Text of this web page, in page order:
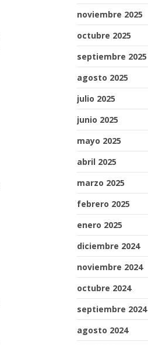
noviembre 2025
octubre 2025
septiembre 2025
agosto 2025
julio 2025
junio 2025
mayo 2025
abril 2025
marzo 2025
febrero 2025
enero 2025
diciembre 2024
noviembre 2024
octubre 2024
septiembre 2024
agosto 2024